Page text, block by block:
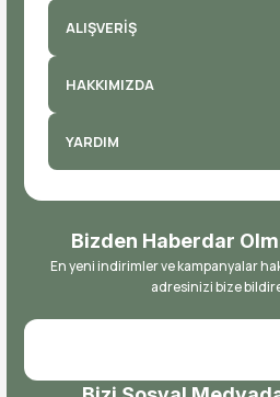
ALIŞVERİŞ
HAKKIMIZDA
YARDIM
Bizden Haberdar
En yeni indirimler ve kampanyalar
adresinizi bize